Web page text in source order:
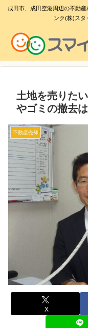
成田市、成田空港周辺の不動
ンク(株)スタ
土地を売りた
やゴミの撤去
不動産売却
X